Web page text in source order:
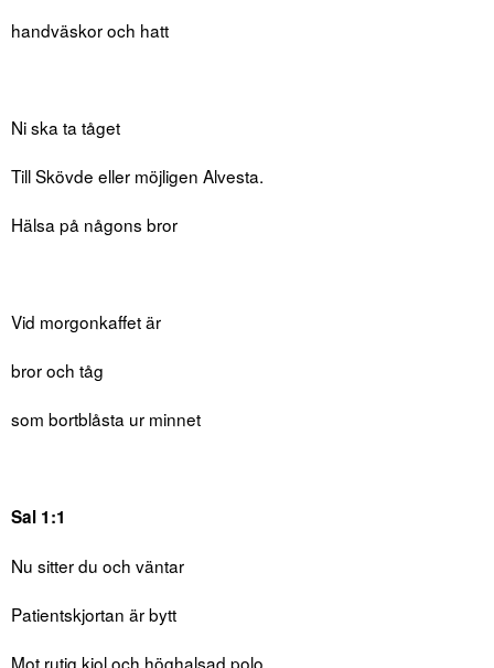
handväskor och hatt
Ni ska ta tåget
Till Skövde eller möjligen Alvesta.
Hälsa på någons bror
Vid morgonkaffet är
bror och tåg
som bortblåsta ur minnet
Sal 1:1
Nu sitter du och väntar
Patientskjortan är bytt
Mot rutig kjol och höghalsad polo